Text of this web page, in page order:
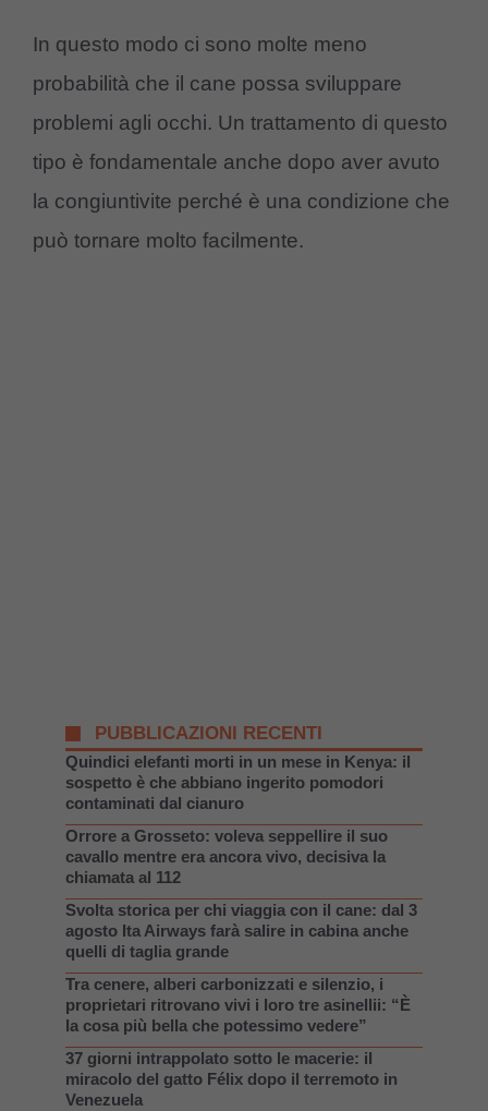
In questo modo ci sono molte meno
probabilità che il cane possa sviluppare
problemi agli occhi. Un trattamento di questo
tipo è fondamentale anche dopo aver avuto
la congiuntivite perché è una condizione che
può tornare molto facilmente.
PUBBLICAZIONI RECENTI
Quindici elefanti morti in un mese in Kenya: il
sospetto è che abbiano ingerito pomodori
contaminati dal cianuro
Orrore a Grosseto: voleva seppellire il suo
cavallo mentre era ancora vivo, decisiva la
chiamata al 112
Svolta storica per chi viaggia con il cane: dal 3
agosto Ita Airways farà salire in cabina anche
quelli di taglia grande
Tra cenere, alberi carbonizzati e silenzio, i
proprietari ritrovano vivi i loro tre asinellii: “È
la cosa più bella che potessimo vedere”
37 giorni intrappolato sotto le macerie: il
miracolo del gatto Félix dopo il terremoto in
Venezuela